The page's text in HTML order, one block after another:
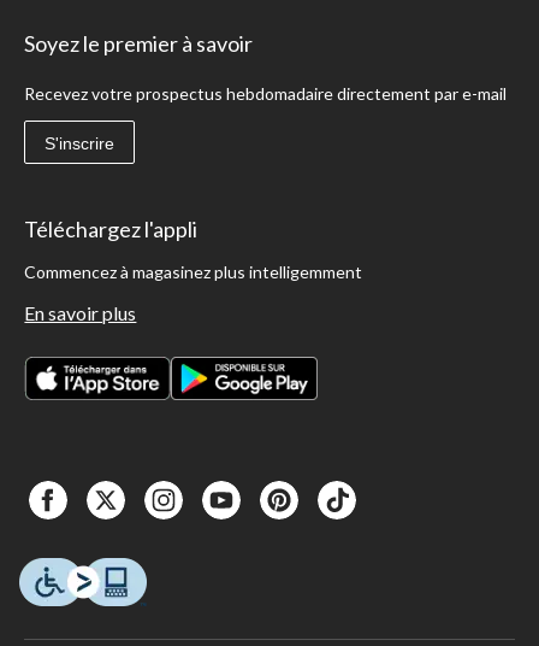
Soyez le premier à savoir
Recevez votre prospectus hebdomadaire directement par e-mail
S'inscrire
Téléchargez l'appli
Commencez à magasinez plus intelligemment
En savoir plus